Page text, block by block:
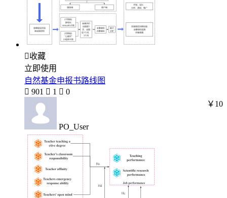
收藏
立即使用
自然基金申报书路线图
 901  1  0
PO_User
￥10